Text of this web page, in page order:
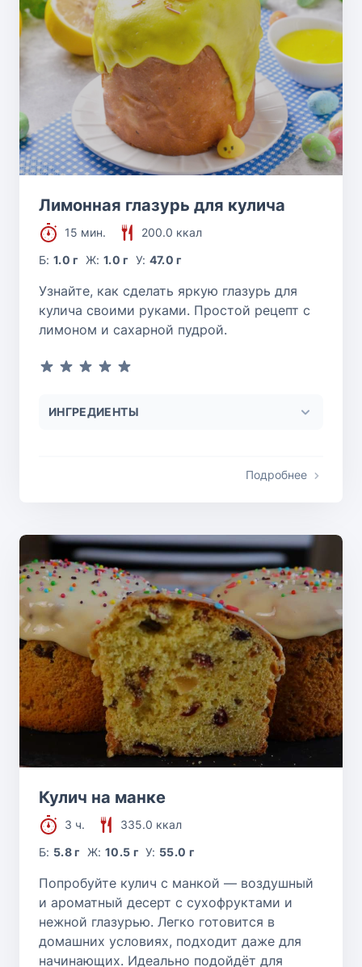
Лимонная глазурь для кулича
15 мин.
200.0 ккал
Б:1.0 г Ж: 1.0 г У: 47.0 г
Узнайте, как сделать яркую глазурь для
кулича своими руками. Простой рецепт с
лимоном и сахарной пудрой.
ИНГРЕДИЕНТЫ
Подробнее
Кулич на манке
3 ч.
335.0 ккал
Б: 5.8 г Ж: 10.5 г У: 55.0 г
Попробуйте кулич с манкой — воздушный
и ароматный десерт с сухофруктами и
нежной глазурью. Легко готовится в
домашних условиях, подходит даже для
начинающих. Идеально подойдёт для